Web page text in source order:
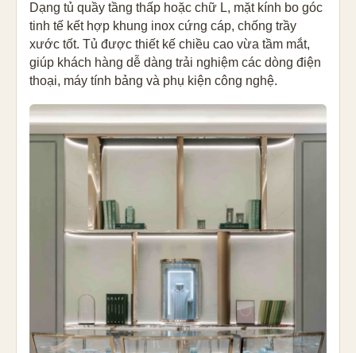
Dạng tủ quầy tầng thấp hoặc chữ L, mặt kính bo góc
tinh tế kết hợp khung inox cứng cáp, chống trầy
xước tốt. Tủ được thiết kế chiều cao vừa tầm mắt,
giúp khách hàng dễ dàng trải nghiệm các dòng điện
thoại, máy tính bảng và phụ kiện công nghệ.